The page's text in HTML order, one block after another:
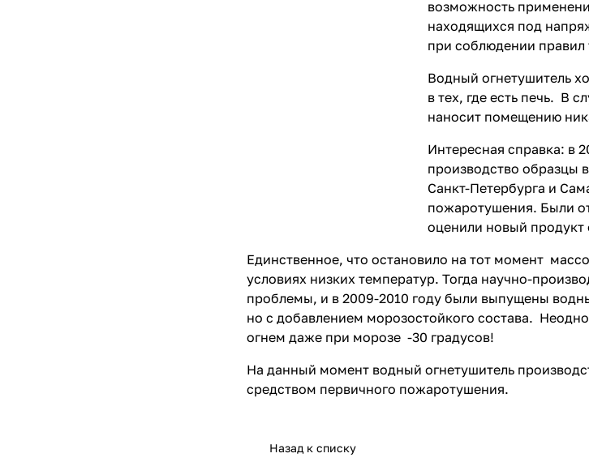
возможность
находящихся под
при соблюдении правил
Водный огнетушитель
в тех, где есть печь. В
наносит помещению
Интересная справка: в
производство образцы
Санкт-Петербурга и
пожаротушения. Были
оценили новый продукт
Единственное, что остановило на тот момент
условиях низких температур. Тогда научно-
проблемы, и в 2009-2010 году были выпущены
но с добавлением морозостойкого состава.
огнем даже при морозе -30 градусов!
На данный момент водный огнетушитель
средством первичного пожаротушения.
Назад к списку